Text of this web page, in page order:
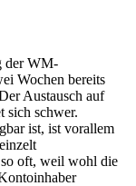
der WM-
Wochen bereits
Austausch auf
sich schwer.
ist, ist vorallem
so oft, weil wohl die